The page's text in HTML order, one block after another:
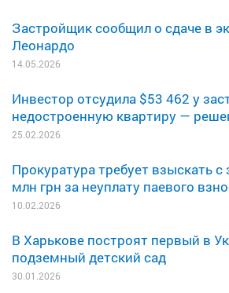
Застройщик сообщил о сдаче в
Леонардо
14.05.2026
Инвестор отсудила $53 462 у
недостроенную квартиру —
25.02.2026
Прокуратура требует взыскать
млн грн за неуплату паевого
10.02.2026
В Харькове построят первый в
подземный детский сад
30.01.2026